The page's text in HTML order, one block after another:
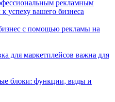
рекламным
успеху вашего бизнеса
с помощью рекламы на
для маркетплейсов важна для
блоки: функции, виды и